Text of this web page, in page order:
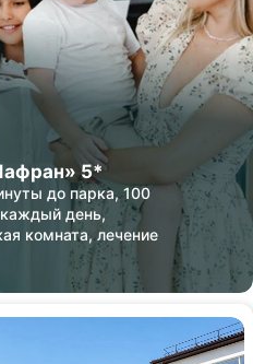
5*
до парка, 100
день,
комната, лечение